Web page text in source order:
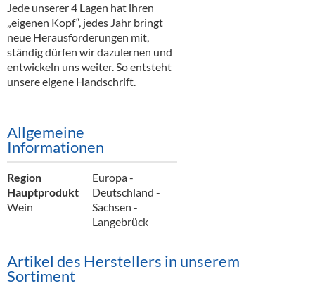
Equipment
Verpackung
Hygieneartikel & Desinfektion
Jede unserer 4 Lagen hat ihren
„eigenen Kopf“, jedes Jahr bringt
neue Herausforderungen mit,
ständig dürfen wir dazulernen und
entwickeln uns weiter. So entsteht
unsere eigene Handschrift.
Allgemeine
Informationen
Region
Europa -
Deutschland -
Sachsen -
Langebrück
Hauptprodukt
Wein
Artikel des Herstellers in unserem
Sortiment